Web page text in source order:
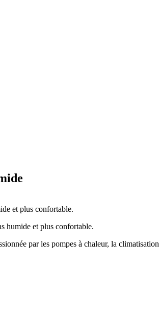
par les pompes à chaleur, la